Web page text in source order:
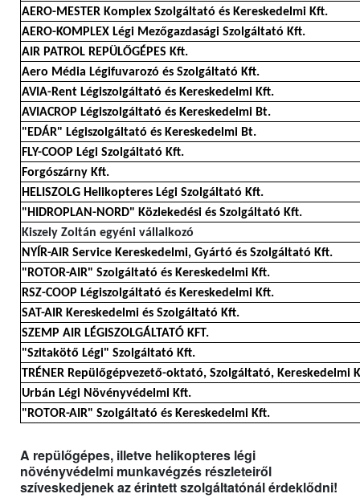
AERO-MESTER Komplex Szolgáltató és Kereskedelmi Kft.
AERO-KOMPLEX Légi Mezőgazdasági Szolgáltató Kft.
AIR PATROL REPÜLŐGÉPES Kft.
Aero Média Légifuvarozó és Szolgáltató Kft.
AVIA-Rent Légiszolgáltató és Kereskedelmi Kft.
AVIACROP Légiszolgáltató és Kereskedelmi Bt.
"EDÁR" Légiszolgáltató és Kereskedelmi Bt.
FLY-COOP Légi Szolgáltató Kft.
Forgószárny Kft.
HELISZOLG Helikopteres Légi Szolgáltató Kft.
"HIDROPLAN-NORD" Közlekedési és Szolgáltató Kft.
Kiszely Zoltán egyéni vállalkozó
NYÍR-AIR Service Kereskedelmi, Gyártó és Szolgáltató Kft.
"ROTOR-AIR" Szolgáltató és Kereskedelmi Kft.
RSZ-COOP Légiszolgáltató és Kereskedelmi Kft.
SAT-AIR Kereskedelmi és Szolgáltató Kft.
SZEMP AIR LÉGISZOLGÁLTATÓ KFT.
"Szitakötő Légi" Szolgáltató Kft.
TRÉNER Repülőgépvezető-oktató, Szolgáltató, Kereskedelmi
Urbán Légi Növényvédelmi Kft.
"ROTOR-AIR" Szolgáltató és Kereskedelmi Kft.
A repülőgépes, illetve helikopteres légi
növényvédelmi munkavégzés részleteiről
szíveskedjenek az érintett szolgáltatónál érdeklődni!